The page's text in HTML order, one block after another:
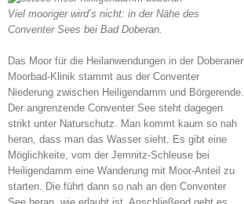
Viel mooriger wird’s nicht: in der Nähe des
Conventer Sees bei Bad Doberan.
Das Moor für die Heilanwendungen in der Doberaner
Moorbad-Klinik stammt aus der Conventer
Niederung zwischen Heiligendamm und Börgerende.
Der angrenzende Conventer See steht dagegen
strikt unter Naturschutz. Man kommt kaum so nah
heran, dass man das Wasser sieht. Es gibt eine
Möglichkeite, vom der Jemnitz-Schleuse bei
Heiligendamm eine Wanderung mit Moor-Anteil zu
starten. Die führt dann so nah an den Conventer